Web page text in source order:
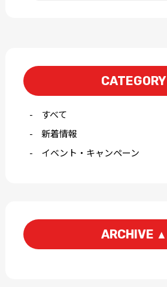
CATEGORY
すべて
新着情報
イベント・キャンペーン
ARCHIVE ▲